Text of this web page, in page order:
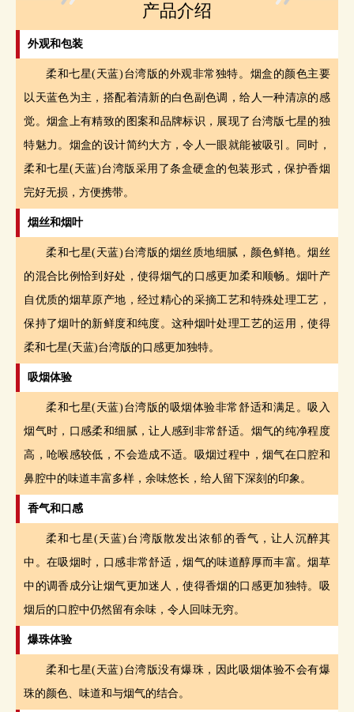
产品介绍
外观和包装
柔和七星(天蓝)台湾版的外观非常独特。烟盒的颜色主要
以天蓝色为主，搭配着清新的白色副色调，给人一种清凉的感
觉。烟盒上有精致的图案和品牌标识，展现了台湾版七星的独
特魅力。烟盒的设计简约大方，令人一眼就能被吸引。同时，
柔和七星(天蓝)台湾版采用了条盒硬盒的包装形式，保护香烟
完好无损，方便携带。
烟丝和烟叶
柔和七星(天蓝)台湾版的烟丝质地细腻，颜色鲜艳。烟丝
的混合比例恰到好处，使得烟气的口感更加柔和顺畅。烟叶产
自优质的烟草原产地，经过精心的采摘工艺和特殊处理工艺，
保持了烟叶的新鲜度和纯度。这种烟叶处理工艺的运用，使得
柔和七星(天蓝)台湾版的口感更加独特。
吸烟体验
柔和七星(天蓝)台湾版的吸烟体验非常舒适和满足。吸入
烟气时，口感柔和细腻，让人感到非常舒适。烟气的纯净程度
高，呛喉感较低，不会造成不适。吸烟过程中，烟气在口腔和
鼻腔中的味道丰富多样，余味悠长，给人留下深刻的印象。
香气和口感
柔和七星(天蓝)台湾版散发出浓郁的香气，让人沉醉其
中。在吸烟时，口感非常舒适，烟气的味道醇厚而丰富。烟草
中的调香成分让烟气更加迷人，使得香烟的口感更加独特。吸
烟后的口腔中仍然留有余味，令人回味无穷。
爆珠体验
柔和七星(天蓝)台湾版没有爆珠，因此吸烟体验不会有爆
珠的颜色、味道和与烟气的结合。